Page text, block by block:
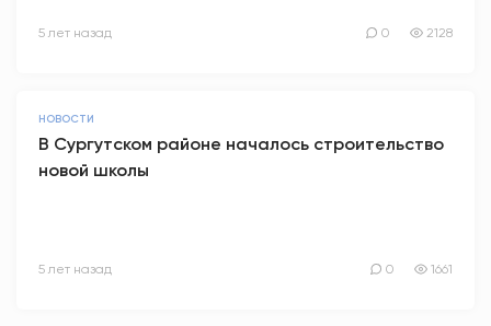
5 лет назад 0 2128
НОВОСТИ
В Сургутском районе началось строительство
новой школы
5 лет назад 0 1661